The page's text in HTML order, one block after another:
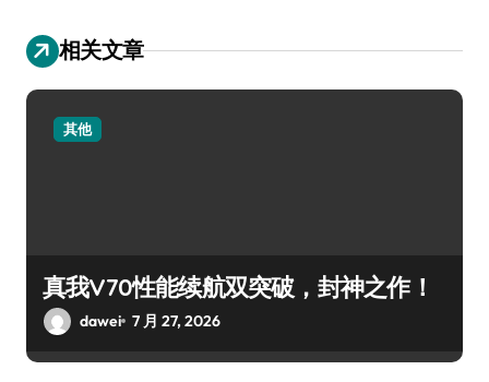
相关文章
其他
真我V70性能续航双突破，封神之作！
dawei 7 月 27, 2026